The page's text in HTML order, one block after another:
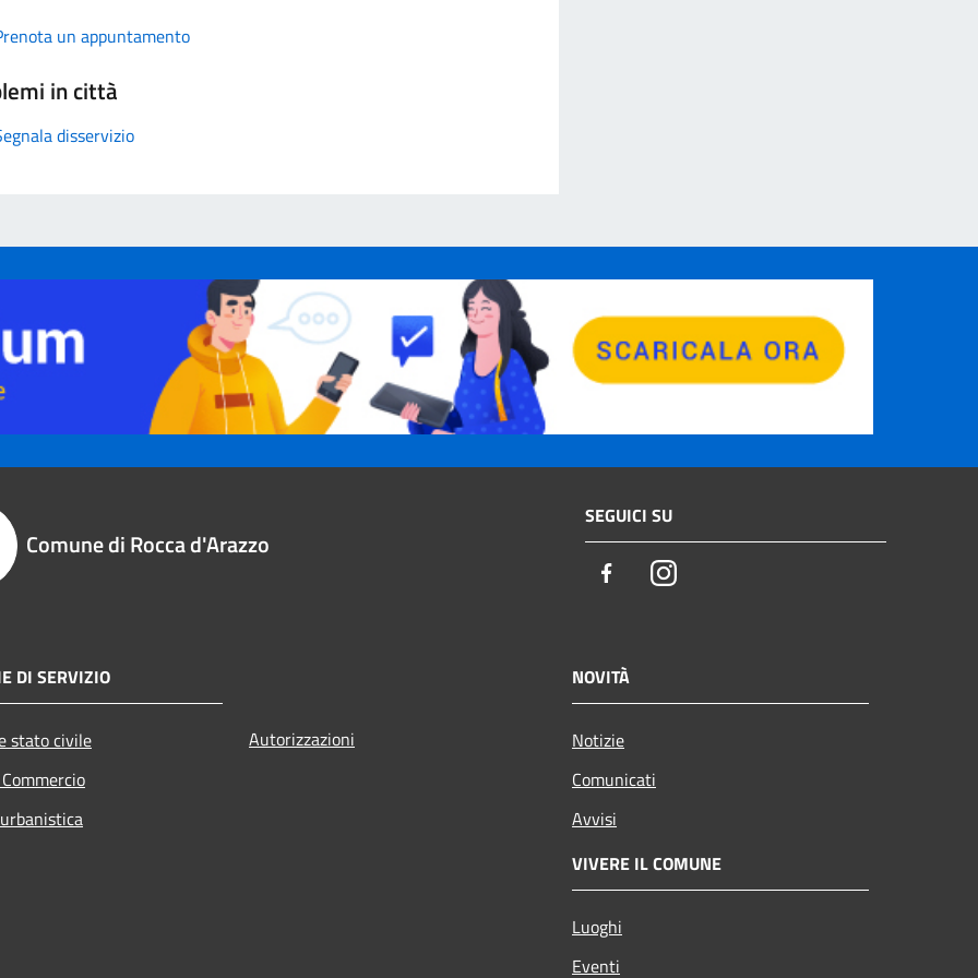
un appuntamento
in città
disservizio
Comune di Rocca d'Arazzo
SEGUICI SU
FacebookInstagram
DI SERVIZIO
stato civile
Autorizzazioni
NOVITÀ
Notizie
Comunicati
Avvisi
VIVERE IL COMUNE
Luoghi
Eventi